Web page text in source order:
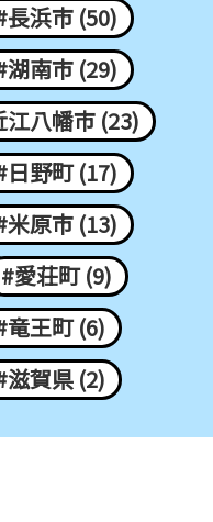
長浜市 (50)
湖南市 (29)
江八幡市 (23)
日野町 (17)
米原市 (13)
#愛荘町 (9)
竜王町 (6)
滋賀県 (2)